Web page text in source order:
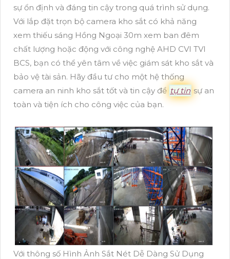
sự ổn định và đáng tin cậy trong quá trình sử dụng.
Với lắp đặt trọn bộ camera kho sắt có khả năng
xem thiếu sáng Hồng Ngoại 30m xem ban đêm
chất lượng hoặc động với công nghệ AHD CVI TVI
BCS, bạn có thể yên tâm về việc giám sát kho sắt và
bảo vệ tài sản. Hãy đầu tư cho một hệ thống
camera an ninh kho sắt tốt và tin cậy để tự tin sự an
toàn và tiện ích cho công việc của bạn.
Với thông số Hình Ảnh Sắt Nét Dễ Dàng Sử Dụng